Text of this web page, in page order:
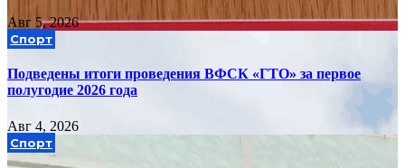
Авг 5, 2026
Спорт
Подведены итоги проведения ВФСК «ГТО» за первое
полугодие 2026 года
Авг 4, 2026
Спорт